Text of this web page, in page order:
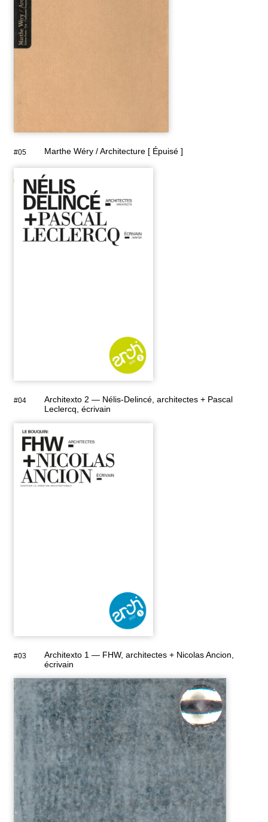
#05 Marthe Wéry / Architecture [ Épuisé ]
#04
Architexto 2 — Nélis-Delincé, architectes + Pascal
Leclercq, écrivain
#03
Architexto 1 — FHW, architectes + Nicolas Ancion,
écrivain